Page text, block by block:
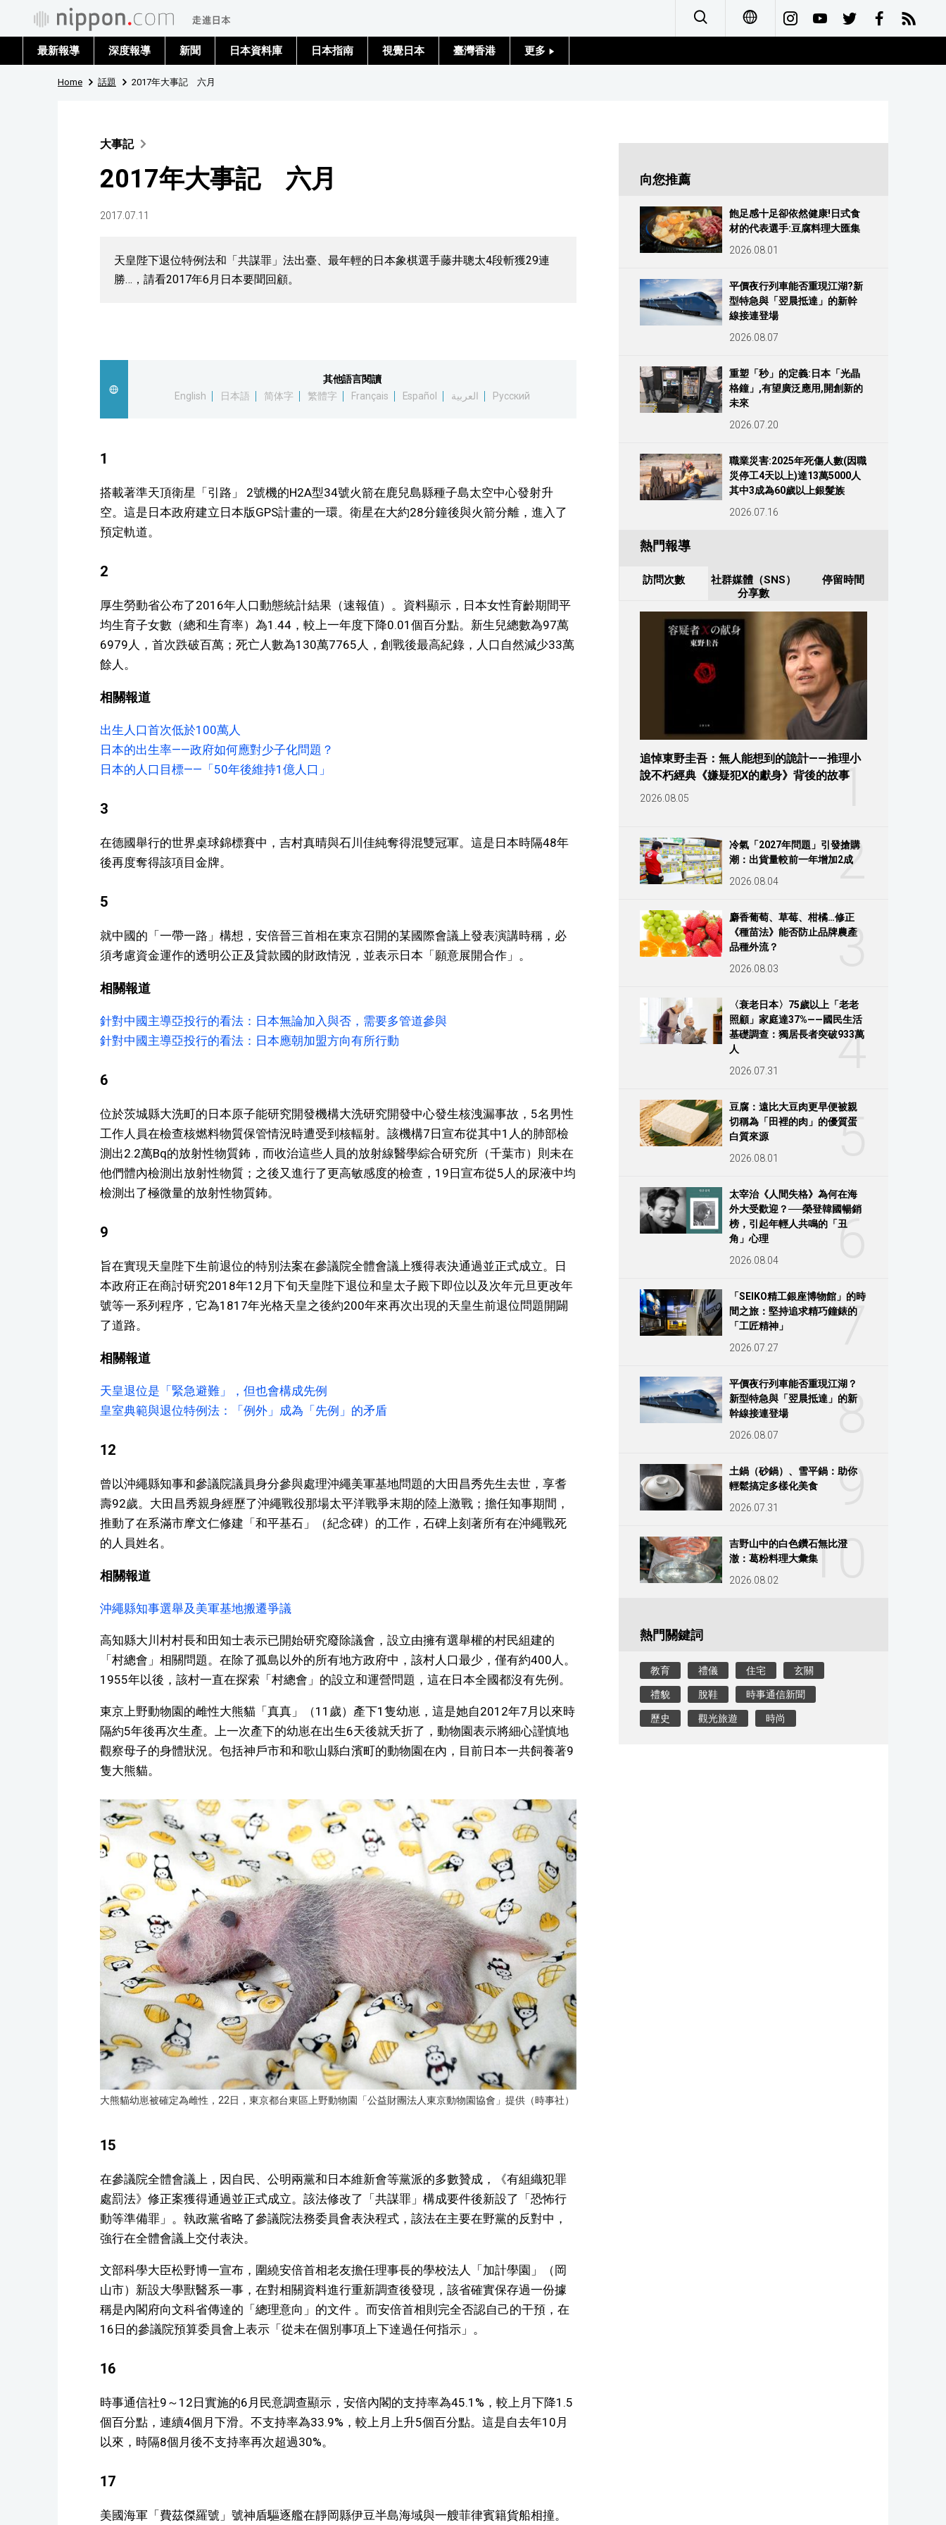
العربية
最新報導 深度報導 新聞 日本資料庫 日本指南 視覺日本 臺灣香港 更多
文化
Home 話題 2017年大事記 六月
大事記
2017年大事記 六月
2017.07.11
天皇陛下退位特例法和「共謀罪」法出臺、最年輕的日本象棋選手藤井聰太4段斬獲29連
勝…，請看2017年6月日本要聞回顧。
其他語言閱讀
English
日本語 简体字 繁體字 Français Español العربية Русский
1
搭載著準天頂衛星「引路」 2號機的H2A型34號火箭在鹿兒島縣種子島太空中心發射升
空。這是日本政府建立日本版GPS計畫的一環。衛星在大約28分鐘後與火箭分離，進入了
預定軌道。
2
厚生勞動省公布了2016年人口動態統計結果（速報值）。資料顯示，日本女性育齡期間平
均生育子女數（總和生育率）為1.44，較上一年度下降0.01個百分點。新生兒總數為97萬
6979人，首次跌破百萬；死亡人數為130萬7765人，創戰後最高紀錄，人口自然減少33萬
餘人。
相關報道
出生人口首次低於100萬人
日本的出生率——政府如何應對少子化問題？
日本的人口目標——「50年後維持1億人口」
3
在德國舉行的世界桌球錦標賽中，吉村真晴與石川佳純奪得混雙冠軍。這是日本時隔48年
後再度奪得該項目金牌。
5
就中國的「一帶一路」構想，安倍晉三首相在東京召開的某國際會議上發表演講時稱，必
須考慮資金運作的透明公正及貸款國的財政情況，並表示日本「願意展開合作」。
相關報道
針對中國主導亞投行的看法：日本無論加入與否，需要多管道參與
針對中國主導亞投行的看法：日本應朝加盟方向有所行動
6
位於茨城縣大洗町的日本原子能研究開發機構大洗研究開發中心發生核洩漏事故，5名男性
工作人員在檢查核燃料物質保管情況時遭受到核輻射。該機構7日宣布從其中1人的肺部檢
測出2.2萬Bq的放射性物質鈽，而收治這些人員的放射線醫學綜合研究所（千葉市）則未在
他們體內檢測出放射性物質；之後又進行了更高敏感度的檢查，19日宣布從5人的尿液中均
檢測出了極微量的放射性物質鈽。
9
旨在實現天皇陛下生前退位的特別法案在參議院全體會議上獲得表決通過並正式成立。日
本政府正在商討研究2018年12月下旬天皇陛下退位和皇太子殿下即位以及次年元旦更改年
號等一系列程序，它為1817年光格天皇之後約200年來再次出現的天皇生前退位問題開闢
了道路。
相關報道
天皇退位是「緊急避難」，但也會構成先例
皇室典範與退位特例法：「例外」成為「先例」的矛盾
12
曾以沖繩縣知事和參議院議員身分參與處理沖繩美軍基地問題的大田昌秀先生去世，享耆
壽92歲。大田昌秀親身經歷了沖繩戰役那場太平洋戰爭末期的陸上激戰；擔任知事期間，
推動了在系滿市摩文仁修建「和平基石」（紀念碑）的工作，石碑上刻著所有在沖繩戰死
的人員姓名。
相關報道
沖繩縣知事選舉及美軍基地搬遷爭議
高知縣大川村村長和田知士表示已開始研究廢除議會，設立由擁有選舉權的村民組建的
「村總會」相關問題。在除了孤島以外的所有地方政府中，該村人口最少，僅有約400人。
1955年以後，該村一直在探索「村總會」的設立和運營問題，這在日本全國都沒有先例。
東京上野動物園的雌性大熊貓「真真」（11歲）產下1隻幼崽，這是她自2012年7月以來時
隔約5年後再次生產。上一次產下的幼崽在出生6天後就夭折了，動物園表示將細心謹慎地
觀察母子的身體狀況。包括神戶市和和歌山縣白濱町的動物園在內，目前日本一共飼養著9
隻大熊貓。
大熊貓幼崽被確定為雌性，22日，東京都台東區上野動物園「公益財團法人東京動物園協會」提供（時事社）
15
在參議院全體會議上，因自民、公明兩黨和日本維新會等黨派的多數贊成，《有組織犯罪
處罰法》修正案獲得通過並正式成立。該法修改了「共謀罪」構成要件後新設了「恐怖行
動等準備罪」。執政黨省略了參議院法務委員會表決程式，該法在主要在野黨的反對中，
強行在全體會議上交付表決。
文部科學大臣松野博一宣布，圍繞安倍首相老友擔任理事長的學校法人「加計學園」（岡
山市）新設大學獸醫系一事，在對相關資料進行重新調查後發現，該省確實保存過一份據
稱是內閣府向文科省傳達的「總理意向」的文件 。而安倍首相則完全否認自己的干預，在
16日的參議院預算委員會上表示「從未在個別事項上下達過任何指示」。
16
時事通信社9～12日實施的6月民意調查顯示，安倍內閣的支持率為45.1%，較上月下降1.5
個百分點，連續4個月下滑。不支持率為33.9%，較上月上升5個百分點。這是自去年10月
以來，時隔8個月後不支持率再次超過30%。
17
美國海軍「費茲傑羅號」號神盾驅逐艦在靜岡縣伊豆半島海域與一艘菲律賓籍貨船相撞。
向您推薦
飽足感十足卻依然健康!日式食
材的代表選手:豆腐料理大匯集
2026.08.01
平價夜行列車能否重現江湖?新
型特急與「翌晨抵達」的新幹
線接連登場
2026.08.07
重塑「秒」的定義:日本「光晶
格鐘」,有望廣泛應用,開創新的
未來
2026.07.20
職業災害:2025年死傷人數(因職
災停工4天以上)達13萬5000人
其中3成為60歲以上銀髮族
2026.07.16
熱門報導
訪問次數
社群媒體（SNS）
分享數
停留時間
1
追悼東野圭吾：無人能想到的詭計——推理小
說不朽經典《嫌疑犯X的獻身》背後的故事
2026.08.05
2
冷氣「2027年問題」引發搶購
潮：出貨量較前一年增加2成
2026.08.04
3
麝香葡萄、草莓、柑橘…修正
《種苗法》能否防止品牌農產
品種外流？
2026.08.03
4
〈衰老日本〉75歲以上「老老
照顧」家庭達37%——國民生活
基礎調查：獨居長者突破933萬
人
2026.07.31
5
豆腐：遠比大豆肉更早便被親
切稱為「田裡的肉」的優質蛋
白質來源
2026.08.01
6
太宰治《人間失格》為何在海
外大受歡迎？──榮登韓國暢銷
榜，引起年輕人共鳴的「丑
角」心理
2026.08.04
7
「SEIKO精工銀座博物館」的時
間之旅：堅持追求精巧鐘錶的
「工匠精神」
2026.07.27
8
平價夜行列車能否重現江湖？
新型特急與「翌晨抵達」的新
幹線接連登場
2026.08.07
9
土鍋（砂鍋）、雪平鍋：助你
輕鬆搞定多樣化美食
2026.07.31
10
吉野山中的白色鑽石無比澄
澈：葛粉料理大彙集
2026.08.02
熱門關鍵詞
教育 禮儀 住宅 玄關
禮貌 脫鞋 時事通信新聞
歷史 觀光旅遊 時尚